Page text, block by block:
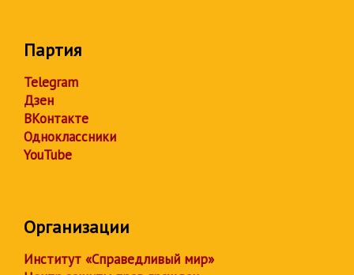
Партия
Telegram
Дзен
ВКонтакте
Одноклассники
YouTube
Организации
Институт «Справедливый мир»